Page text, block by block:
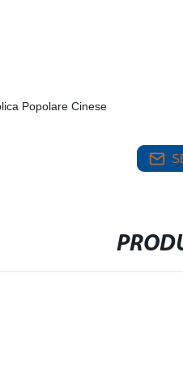
Popolare Cinese